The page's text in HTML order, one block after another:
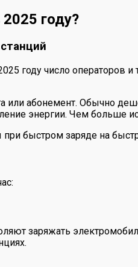
году?
году число
или абонемент. Обычно
энергии. Чем больше
быстром заряде на
заряжать